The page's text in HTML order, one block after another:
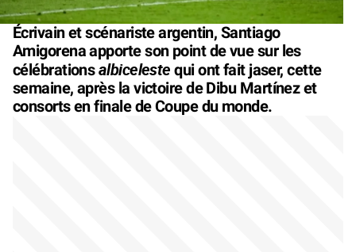
Écrivain et scénariste argentin, Santiago
Amigorena apporte son point de vue sur les
célébrationsalbiceleste qui ont fait jaser, cette
semaine, après la victoire de Dibu Martínez et
consorts en finale de Coupe du monde.